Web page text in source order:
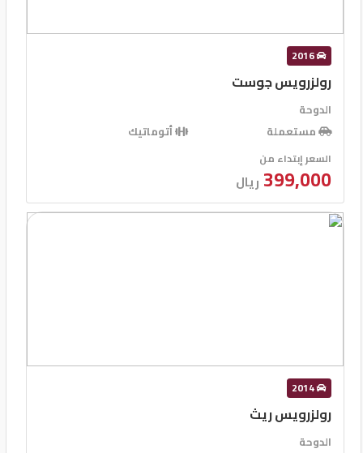
2016
رولزرويس جوست
الدوحة
مستعملة
أتوماتيك
السعر إبتداء من
399,000 ريال
2014
رولزرويس ريث
الدوحة